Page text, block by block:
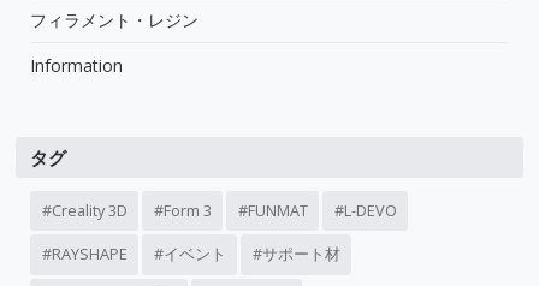
フィラメント・レジン
Information
タグ
Creality 3D Form 3 FUNMAT L-DEVO
RAYSHAPE イベント サポート材